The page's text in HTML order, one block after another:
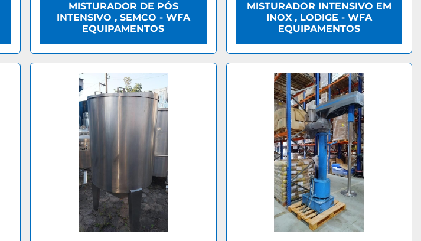
MISTURADOR DE PÓS
INTENSIVO , SEMCO - WFA
EQUIPAMENTOS
MISTURADOR INTENSIVO EM
INOX , LODIGE - WFA
EQUIPAMENTOS